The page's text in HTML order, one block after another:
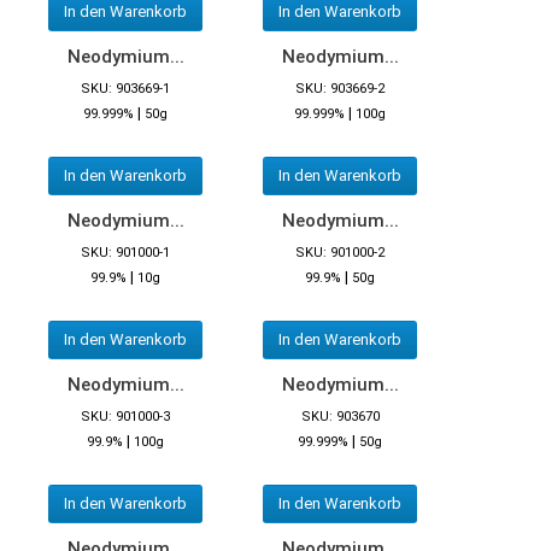
In den Warenkorb In den Warenkorb
Neodymium...
SKU: 903669-1
99.999% | 50g
In den Warenkorb
Neodymium...
SKU: 903669-2
99.999% | 100g
In den Warenkorb
Neodymium...
SKU: 901000-1
99.9% | 10g
In den Warenkorb
Neodymium...
SKU: 901000-2
99.9% | 50g
In den Warenkorb
Neodymium...
SKU: 901000-3
99.9% | 100g
In den Warenkorb
Neodymium...
SKU: 903670
99.999% | 50g
In den Warenkorb